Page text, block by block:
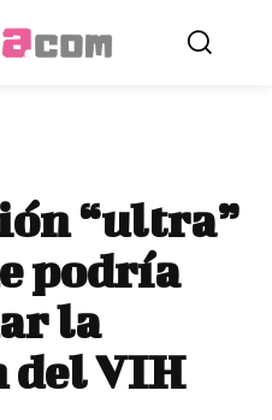
“ultra”
podría
la
del VIH